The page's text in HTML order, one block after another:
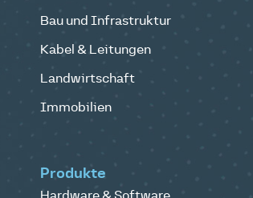
Bau und Infrastruktur
Kabel & Leitungen
Landwirtschaft
Immobilien
Produkte
Hardware & Software